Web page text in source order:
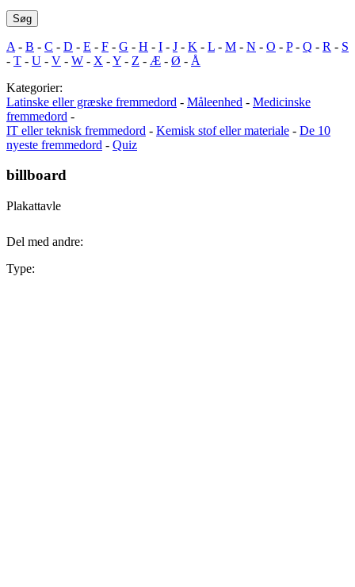
A - B - C - D - E - F - G - H - I - J - K - L - M - N - O - P- Q - R - S
- T - U - V - W - X -Y - Z - Æ - Ø - Å
Kategorier:
Latinske eller græske fremmedord - Måleenhed - Medicinske
fremmedord -
IT eller teknisk fremmedord - Kemisk stof eller materiale - De 10
nyeste fremmedord - Quiz
billboard
Plakattavle
Del med andre:
Type: